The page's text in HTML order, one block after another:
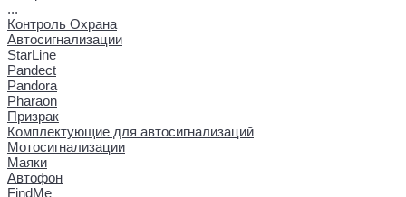
...
Контроль Охрана
Автосигнализации
StarLine
Pandect
Pandora
Pharaon
Призрак
Комплектующие для автосигнализаций
Мотосигнализации
Маяки
Автофон
FindMe